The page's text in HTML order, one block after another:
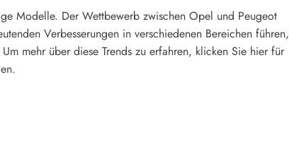
Modelle. Der Wettbewerb zwischen Opel und Peugeot
Verbesserungen in verschiedenen Bereichen führen,
mehr über diese Trends zu erfahren, klicken Sie hier für